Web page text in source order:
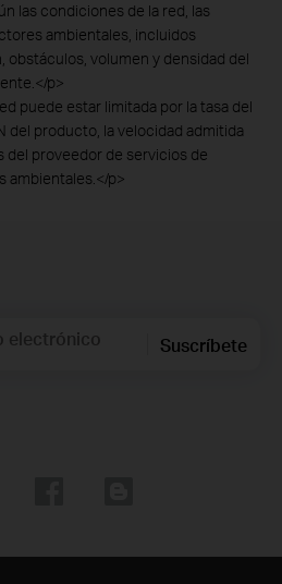
las condiciones de la red, las
ambientales, incluidos
volumen y densidad del
p>
puede estar limitada por la tasa del
del producto, la velocidad admitida
del proveedor de servicios de
ambientales.</p>
electrónico Suscríbete